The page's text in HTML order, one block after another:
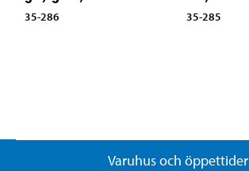
35-286 35-285
Varuhus och öppettider